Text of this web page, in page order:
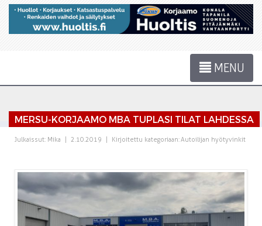
MENU
MERSU-KORJAAMO MBA TUPLASI TILAT LAHDESSA
Julkaissut: Mika 2.10.2019 Kirjoitettu kategoriaan:Autoilijan hyötyvinkit